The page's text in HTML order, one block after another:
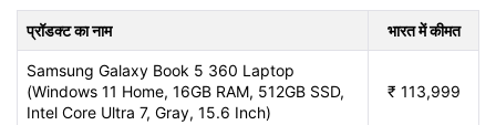
प्रॉडक्ट का नाम भारत में कीमत
Samsung Galaxy Book 5 360 Laptop
(Windows 11 Home, 16GB RAM, 512GB SSD,
Intel Core Ultra 7, Gray, 15.6 Inch)
₹ 113,999